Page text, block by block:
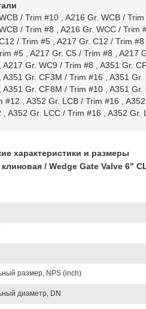
/ Trim #10, A216 Gr. WCB / Trim
/ Trim #8
A216 Gr. WCC / Trim
/ Trim #5, A217 Gr. C12 / Trim #8
#5, A217 Gr. C5 / Trim #8 A217
A217 Gr. WC9 / Trim #8 A351 Gr.
A351 Gr. CF3M / Trim #16 A351 Gr.
A351 Gr. CF8M / Trim #10, A351 Gr.
#12
A352 Gr. LCB / Trim #16
A352 Gr. LCC / Trim #16 A352 Gr.
характеристики и размеры
/ Wedge Gate Valve 6"
размер, NPS (inch)
диаметр, DN